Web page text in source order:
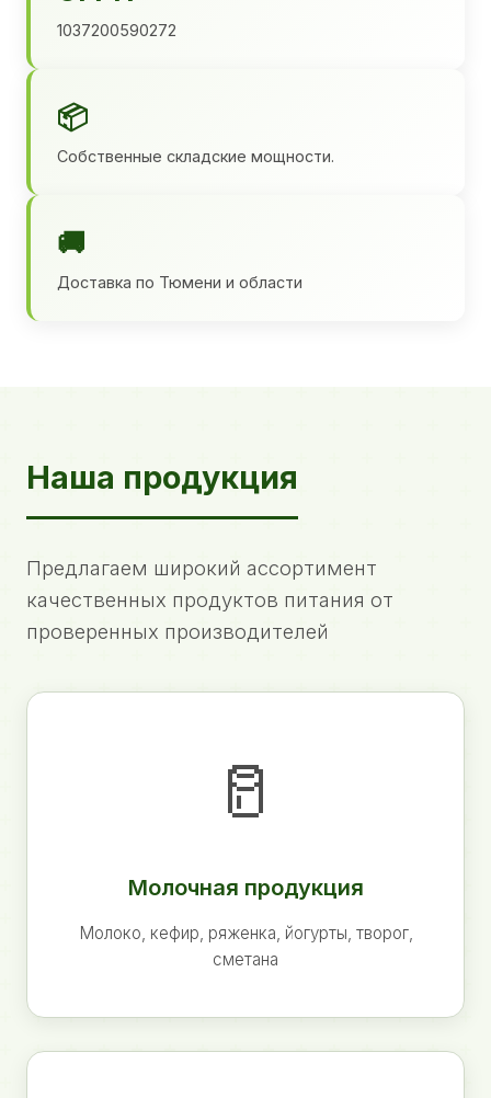
1037200590272
📦
Собственные складские мощности.
🚚
Доставка по Тюмени и области
Наша продукция
Предлагаем широкий ассортимент
качественных продуктов питания от
проверенных производителей
🥛
Молочная продукция
Молоко, кефир, ряженка, йогурты, творог,
сметана